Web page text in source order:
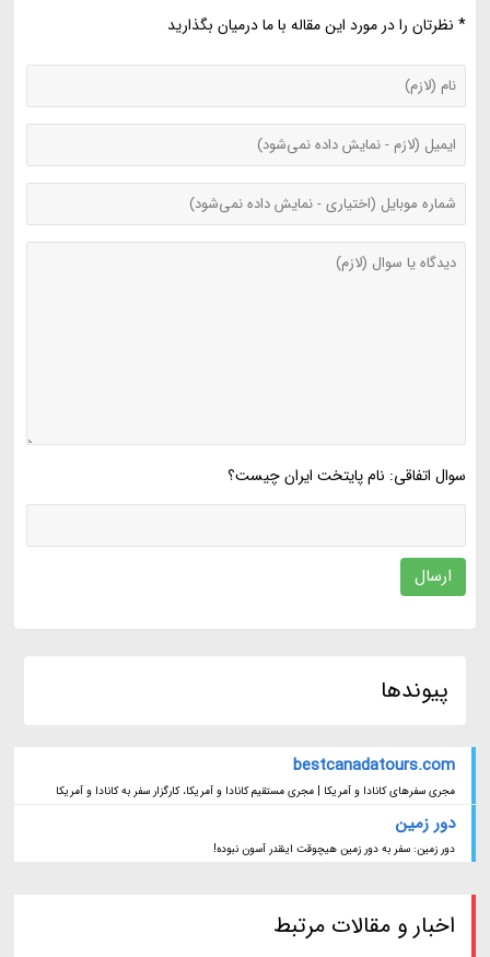
* نظرتان را در مورد این مقاله با ما درمیان بگذارید
سوال اتفاقی: نام پایتخت ایران چیست؟
ارسال
پیوندها
bestcanadatours.com
مجری سفرهای کانادا و آمریکا | مجری مستقیم کانادا و آمریکا، کارگزار سفر به کانادا و آمریکا
دور زمین
دور زمین: سفر به دور زمین هیچوقت اینقدر آسون نبوده!
اخبار و مقالات مرتبط